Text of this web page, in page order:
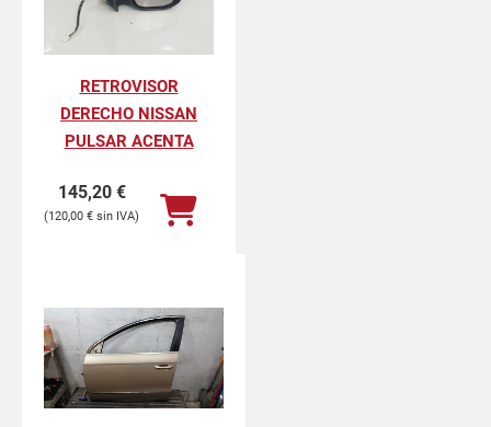
RETROVISOR
DERECHO NISSAN
PULSAR ACENTA
145,20 €
120,00 €